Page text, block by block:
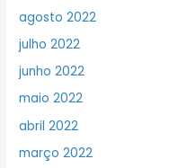
agosto 2022
julho 2022
junho 2022
maio 2022
abril 2022
março 2022